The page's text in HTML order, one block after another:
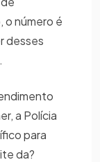
número é
desses
a Polícia
para
da?